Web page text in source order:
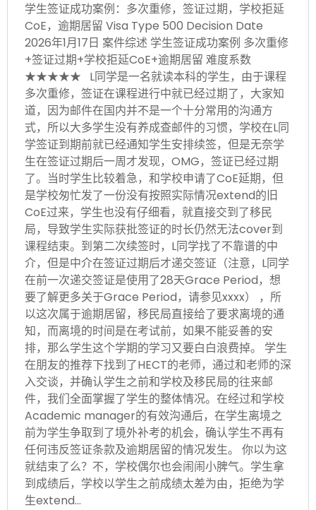
学生签证成功案例：多次重修，签证过期，学校拒延
CoE，逾期居留 Visa Type 500 Decision Date
2026年1月17日 案件综述 学生签证成功案例 多次重修
+签证过期+学校拒延CoE+逾期居留 难度系数
★★★★★ L同学是一名就读本科的学生，由于课程
多次重修，签证在课程进行中就已经过期了，大家知
道，因为邮件在国内并不是一个十分常用的沟通方
式，所以大多学生没有养成查邮件的习惯，学校在L同
学签证到期前就已经通知学生安排续签，但是无奈学
生在签证过期后一周才发现，OMG，签证已经过期
了。当时学生比较着急，和学校申请了CoE延期，但
是学校匆忙发了一份没有按照实际情况extend的旧
CoE过来，学生也没有仔细看，就直接交到了移民
局，导致学生实际获批签证的时长仍然无法cover到
课程结束。到第二次续签时，L同学找了不靠谱的中
介，但是中介在签证过期后才递交签证（注意，L同学
在前一次递交签证是使用了28天Grace Period，想
要了解更多关于Grace Period，请参见xxxx） ，所
以这次属于逾期居留，移民局直接给了要求离境的通
知，而离境的时间是在考试前，如果不能妥善的安
排，那么学生这个学期的学习又要白白浪费掉。 学生
在朋友的推荐下找到了HECT的老师，通过和老师的深
入交谈，并确认学生之前和学校及移民局的往来邮
件，我们全面掌握了学生的整体情况。在经过和学校
Academic manager的有效沟通后，在学生离境之
前为学生争取到了境外补考的机会，确认学生不再有
任何违反签证条款及逾期居留的情况发生。 你以为这
就结束了么？不，学校偶尔也会闹闹小脾气。学生拿
到成绩后，学校以学生之前成绩太差为由，拒绝为学
生extend…